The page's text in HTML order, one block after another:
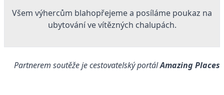
Všem výhercům blahopřejeme a posíláme poukaz na
­ubytování ve vítězných chalupách.
Partnerem soutěže je cestovatelský portálAmazing Places